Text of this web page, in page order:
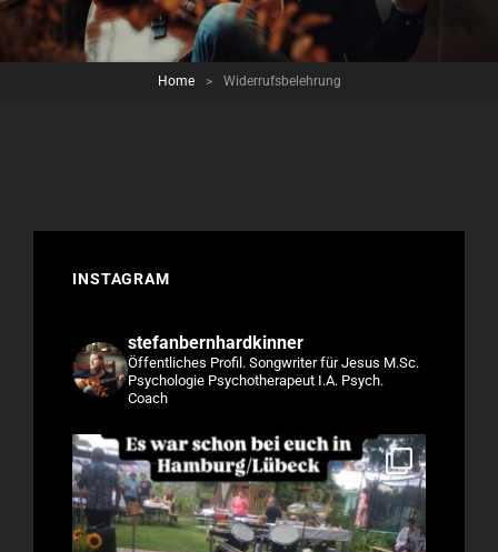
Home > Widerrufsbelehrung
INSTAGRAM
stefanbernhardkinner
Öffentliches Profil. Songwriter für Jesus M.Sc.
Psychologie Psychotherapeut I.A. Psych.
Coach